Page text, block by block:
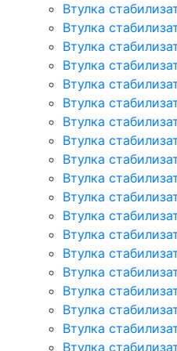
Втулка
Втулка
Втулка
Втулка
Втулка
Втулка
Втулка
Втулка
Втулка
Втулка
Втулка
Втулка
Втулка
Втулка
Втулка
Втулка
Втулка
Втулка
Втулка